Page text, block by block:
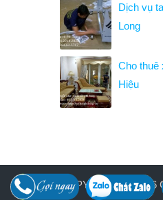
Dịch vụ
Long
Cho thuê
Hiệu
COPYRIGHT © 2026